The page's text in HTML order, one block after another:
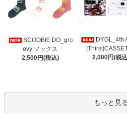
SCOOBIE DO_gro
ovy ソックス
2,500円(税込)
DYGL_4th
2,000円(税
もっと見る